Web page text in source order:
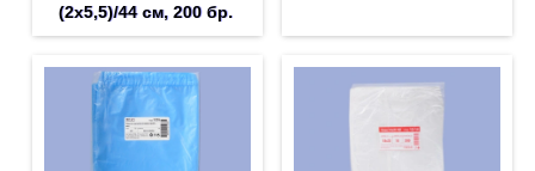
(2x5,5)/44 см, 200 бр.